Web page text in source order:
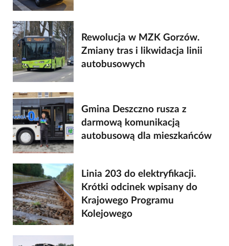
Rewolucja w MZK Gorzów.
Zmiany tras i likwidacja linii
autobusowych
Gmina Deszczno rusza z
darmową komunikacją
autobusową dla mieszkańców
Linia 203 do elektryfikacji.
Krótki odcinek wpisany do
Krajowego Programu
Kolejowego